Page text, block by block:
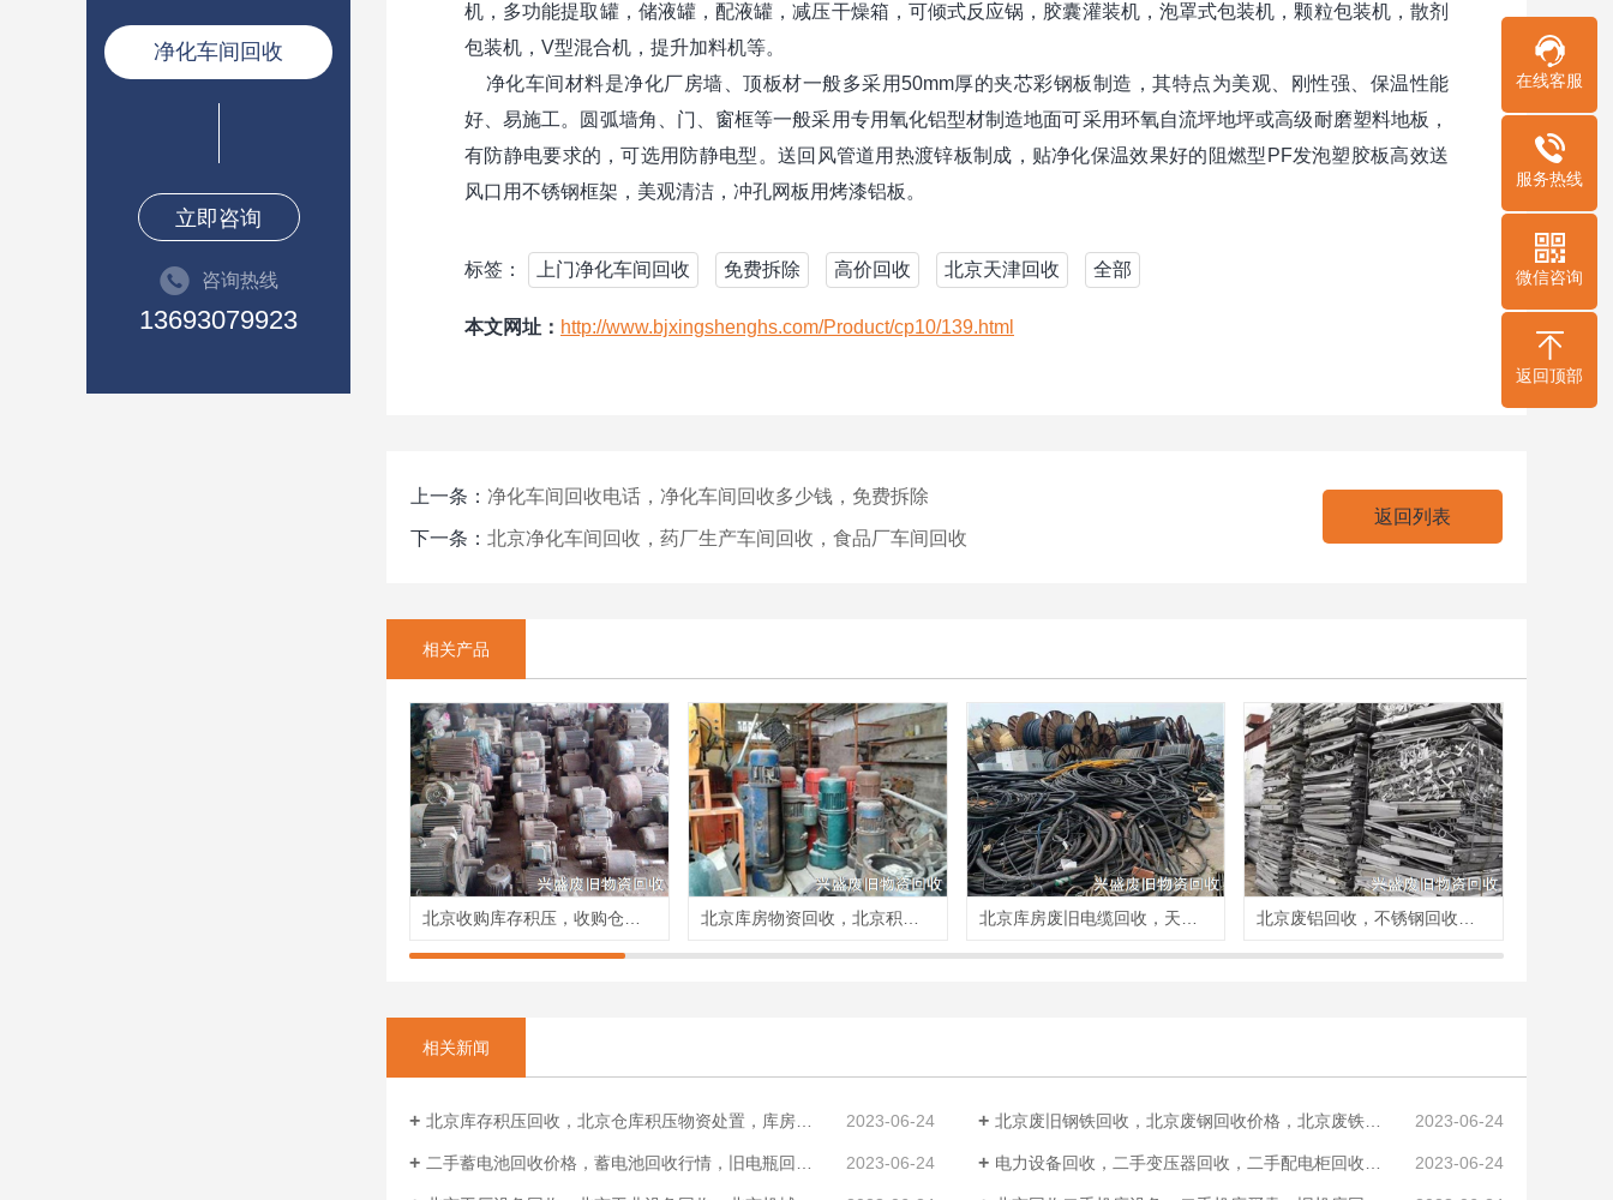
净化车间回收
立即咨询
咨询热线
13693079923
机，多功能提取罐，储液罐，配液罐，减压干燥箱，可倾式反应锅，胶囊灌装机，泡罩式包装机，颗粒包装机，散剂
包装机，V型混合机，提升加料机等。
净化车间材料是净化厂房墙、顶板材一般多采用50mm厚的夹芯彩钢板制造，其特点为美观、刚性强、保温性能
好、易施工。圆弧墙角、门、窗框等一般采用专用氧化铝型材制造地面可采用环氧自流坪地坪或高级耐磨塑料地板，
有防静电要求的，可选用防静电型。送回风管道用热渡锌板制成，贴净化保温效果好的阻燃型PF发泡塑胶板高效送
风口用不锈钢框架，美观清洁，冲孔网板用烤漆铝板。
标签： 上门净化车间回收 免费拆除 高价回收 北京天津回收 全部
本文网址： http://www.bjxingshenghs.com/Product/cp10/139.html
上一条： 净化车间回收电话，净化车间回收多少钱，免费拆除
下一条： 北京净化车间回收，药厂生产车间回收，食品厂车间回收
返回列表
相关产品
北京收购库存积压，收购仓库物资，收购废旧设备 北京库房物资回收，北京积压物资回收，库房废旧物资回收 北京库房废旧电缆回收，天津积压物资回收 北京废铝回收，不锈钢回收，废铜回收
相关新闻
北京库存积压回收，北京仓库积压物资处置，库房物资回收价格 2023-06-24 北京废旧钢铁回收，北京废钢回收价格，北京废铁回收行情报价 2023-06-24
二手蓄电池回收价格，蓄电池回收行情，旧电瓶回收厂家 2023-06-24 电力设备回收，二手变压器回收，二手配电柜回收商家 2023-06-24
在线客服
服务热线
微信咨询
返回顶部